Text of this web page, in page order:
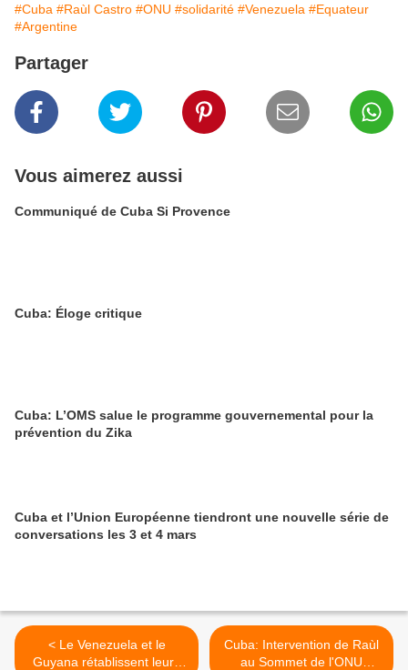
#Cuba #Raùl Castro #ONU #solidarité #Venezuela #Equateur
#Argentine
Partager
Vous aimerez aussi
Communiqué de Cuba Si Provence
Cuba: Éloge critique
Cuba: L’OMS salue le programme gouvernemental pour la
prévention du Zika
Cuba et l’Union Européenne tiendront une nouvelle série de
conversations les 3 et 4 mars
< Le Venezuela et le
Guyana rétablissent leurs
Cuba: Intervention de Raùl
au Sommet de l'ONU